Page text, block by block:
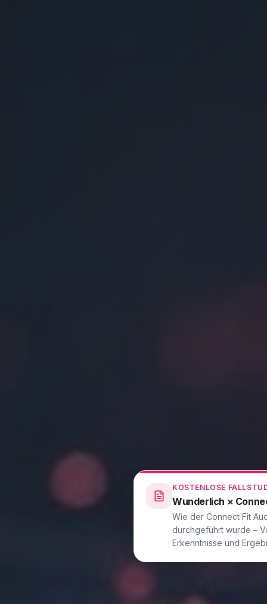
KOSTENLOSE
Wunderlich ×
Wie der Connect Fit
durchgeführt wurde –
Erkenntnisse und